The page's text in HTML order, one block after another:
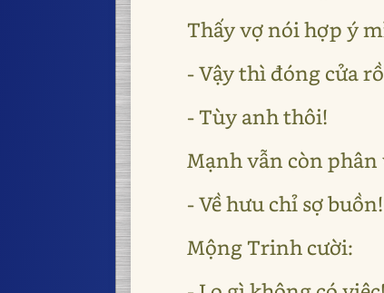
Thấy vợ nói hợp ý
- Vậy thì đóng cửa
- Tùy anh thôi!
Mạnh vẫn còn phân
- Về hưu chỉ sợ buồn!
Mộng Trinh cười: